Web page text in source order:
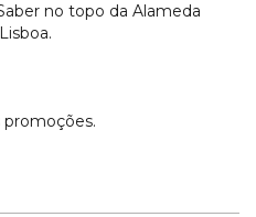
no topo da Alameda